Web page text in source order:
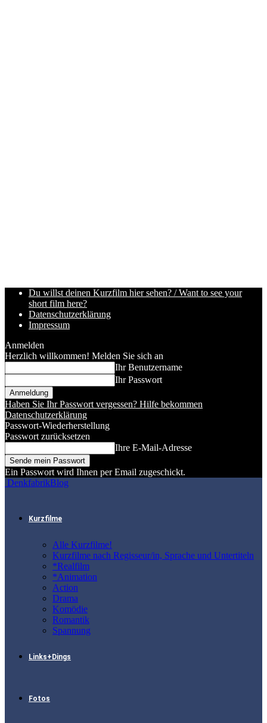
Du willst deinen Kurzfilm hier sehen? / Want to see your
short film here?
Datenschutzerklärung
Impressum
Anmelden
Herzlich willkommen! Melden Sie sich an
Ihr Benutzername
Ihr Passwort
Haben Sie Ihr Passwort vergessen? Hilfe bekommen
Datenschutzerklärung
Passwort-Wiederherstellung
Passwort zurücksetzen
Ihre E-Mail-Adresse
Ein Passwort wird Ihnen per Email zugeschickt.
DenkfabrikBlog
Kurzfilme
Alle Kurzfilme!
Kurzfilme nach Regisseur/in, Sprache und Untertiteln
*Realfilm
*Animation
Action
Drama
Komödie
Romantik
Spannung
Links+Dings
Fotos